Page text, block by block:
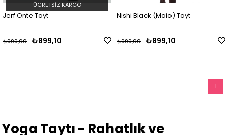
Jerf Onte Tayt
₺899,10
₺999,00
ÜCRETSIZ KARGO
Nishi Black (Maio) Tayt
₺899,10
₺999,00
1
Yoga Taytı - Rahatlık ve